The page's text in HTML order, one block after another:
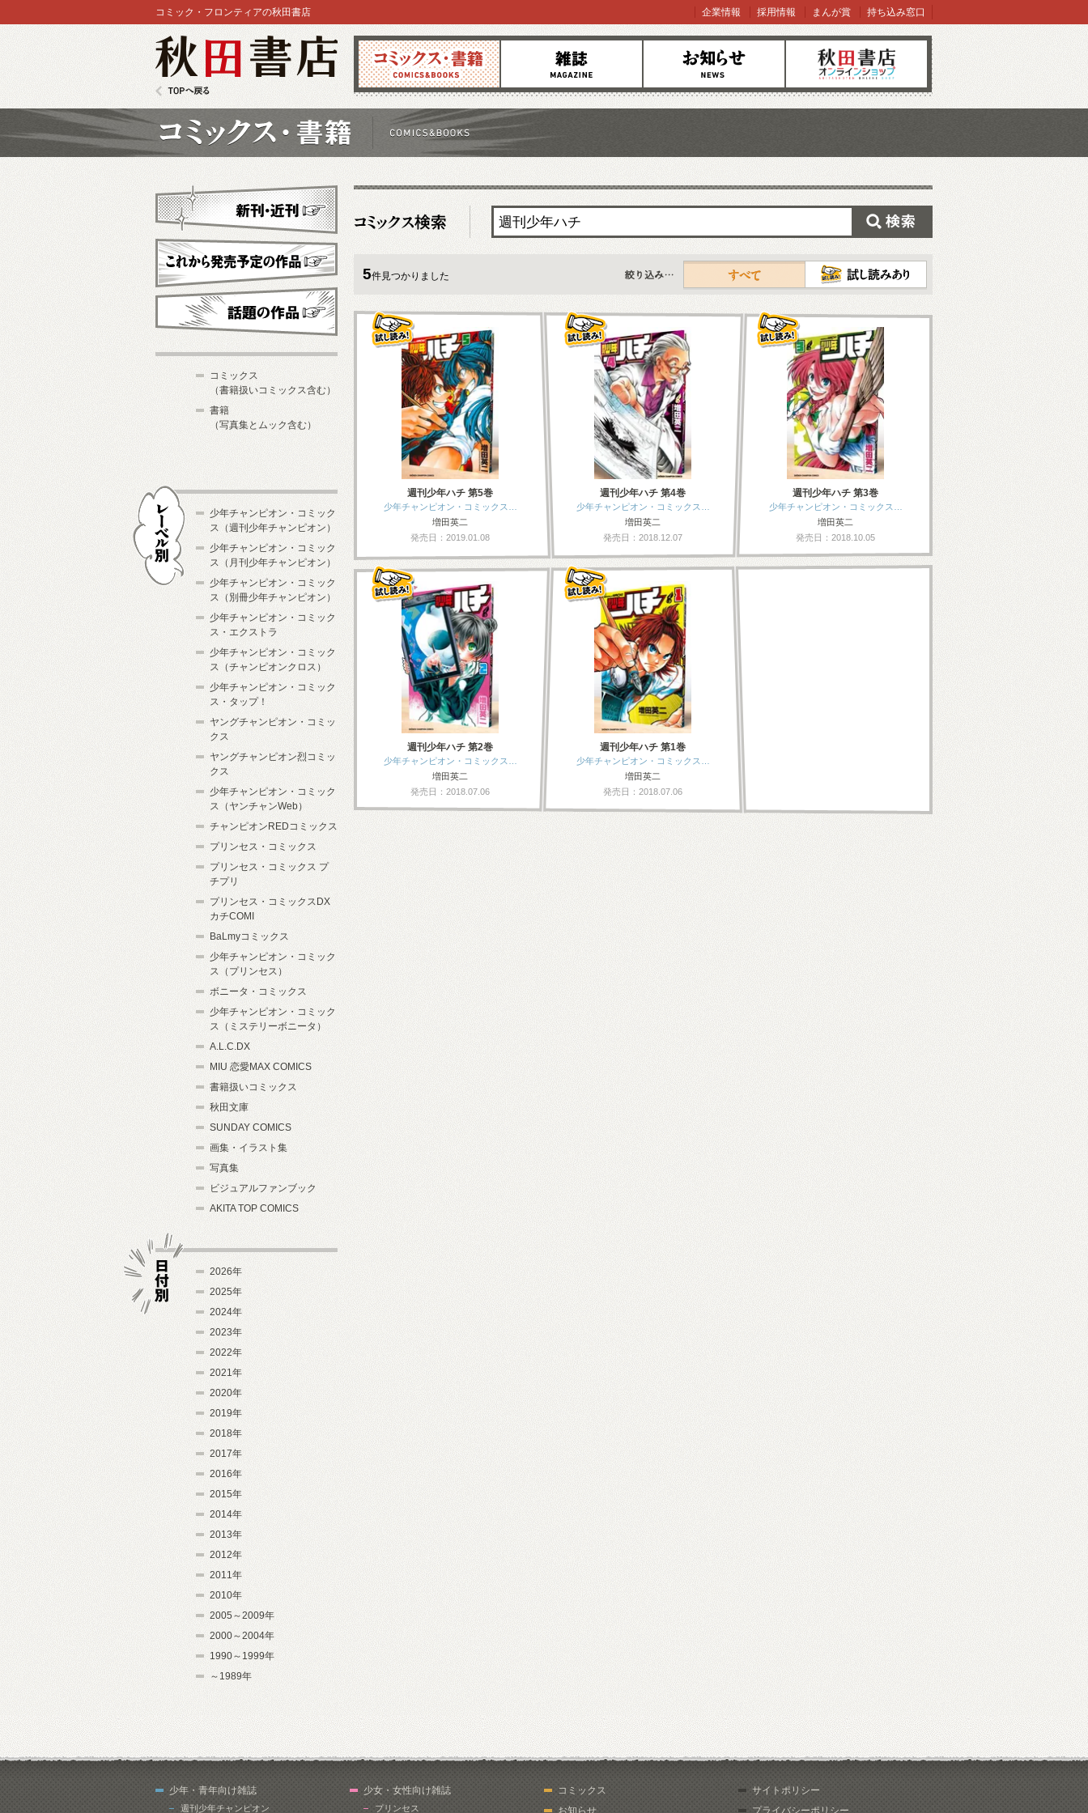
コミックス 雑誌 お知らせ オンラインショップ
コミック・フロンティアの秋田書店 企業情報 採用情報 まんが賞 持ち込み窓口
5件見つかりました
すべて
週刊少年ハチ 第5巻
少年チャンピオン・コミックス…
増田英二
発売日：2019.01.08
週刊少年ハチ 第4巻
少年チャンピオン・コミックス…
増田英二
発売日：2018.12.07
週刊少年ハチ 第3巻
少年チャンピオン・コミックス…
増田英二
発売日：2018.10.05
週刊少年ハチ 第2巻
少年チャンピオン・コミックス…
増田英二
発売日：2018.07.06
週刊少年ハチ 第1巻
少年チャンピオン・コミックス…
増田英二
発売日：2018.07.06
新刊・近刊
これから発売予定
コミックス
（書籍扱いコミックス含む）
書籍
（写真集とムック含む）
少年チャンピオン・コミック
ス（週刊少年チャンピオン）
少年チャンピオン・コミック
ス（月刊少年チャンピオン）
少年チャンピオン・コミック
ス（別冊少年チャンピオン）
少年チャンピオン・コミック
ス・エクストラ
少年チャンピオン・コミック
ス（チャンピオンクロス）
少年チャンピオン・コミック
ス・タップ！
ヤングチャンピオン・コミッ
クス
ヤングチャンピオン烈コミッ
クス
少年チャンピオン・コミック
ス（ヤンチャンWeb）
チャンピオンREDコミックス
プリンセス・コミックス
プリンセス・コミックス プ
チプリ
プリンセス・コミックスDX
カチCOMI
BaLmyコミックス
少年チャンピオン・コミック
ス（プリンセス）
ボニータ・コミックス
少年チャンピオン・コミック
ス（ミステリーボニータ）
A.L.C.DX
MIU 恋愛MAX COMICS
書籍扱いコミックス
秋田文庫
SUNDAY COMICS
画集・イラスト集
写真集
ビジュアルファンブック
AKITA TOP COMICS
2026年
2025年
2024年
2023年
2022年
2021年
2020年
2019年
2018年
2017年
2016年
2015年
2014年
2013年
2012年
2011年
2010年
2005～2009年
2000～2004年
1990～1999年
～1989年
少年・青年向け雑誌
週刊少年チャンピオン
少女・女性向け雑誌
プリンセス
コミックス
お知らせ
サイトポリシー
プライバシーポリシー